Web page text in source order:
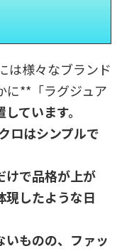
は様々なブランド
に**「ラグジュア
ています。
ロはシンプルで
けで品格が上が
現したような日
いものの、ファッ